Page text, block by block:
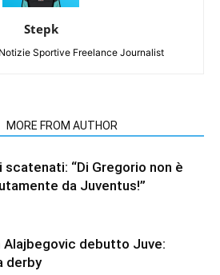
Stepk
Sportive Freelance Journalist
MORE FROM AUTHOR
“Di Gregorio non è
da Juventus!”
Alajbegovic debutto Juve:
derby